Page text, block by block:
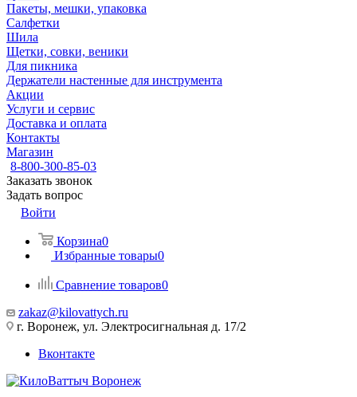
Пакеты, мешки, упаковка
Салфетки
Шила
Щетки, совки, веники
Для пикника
Держатели настенные для инструмента
Акции
Услуги и сервис
Доставка и оплата
Контакты
Магазин
8-800-300-85-03
Заказать звонок
Задать вопрос
Войти
Корзина0
Избранные товары0
Сравнение товаров0
zakaz@kilovattych.ru
г. Воронеж, ул. Электросигнальная д. 17/2
Вконтакте